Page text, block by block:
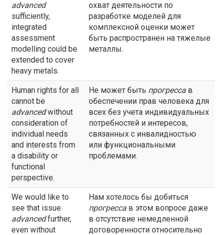
advanced
sufficiently,
integrated
assessment
modelling could be
extended to cover
heavy metals.
охват деятельности по
разработке моделей для
комплексной оценки может
быть распространен на тяжелые
металлы.
Human rights for all
cannot be
advancedwithout
consideration of
individual needs
and interests from
a disability or
functional
perspective.
Не может быть прогресса в
обеспечении прав человека для
всех без учета индивидуальных
потребностей и интересов,
связанных с инвалидностью
или функциональными
проблемами.
We would like to
see that issue
advancedfurther,
even without
Нам хотелось бы добиться
прогресса в этом вопросе даже
в отсутствие немедленной
договоренности относительно